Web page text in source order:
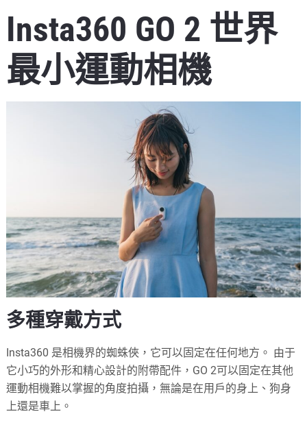
Insta360 GO 2 世界
最小運動相機
多種穿戴方式
Insta360 是相機界的蜘蛛俠，它可以固定在任何地方。 由于
它小巧的外形和精心設計的附帶配件，GO 2可以固定在其他
運動相機難以掌握的角度拍攝，無論是在用戶的身上、狗身
上還是車上。